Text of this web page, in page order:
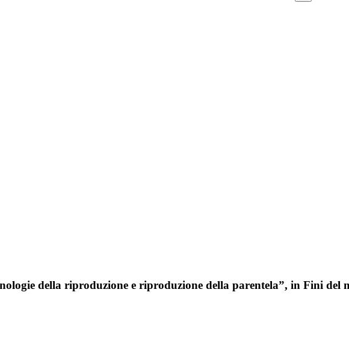
della riproduzione e riproduzione della parentela”, in Fini del